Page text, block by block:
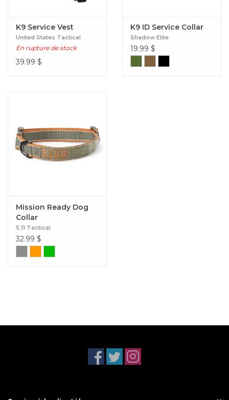
K9 Service Vest
United States Tactical
En rupture de stock
39.99 $
K9 ID Service Collar
Shadow Elite
19.99 $
Mission Ready Dog
Collar
5.11 Tactical
32.99 $